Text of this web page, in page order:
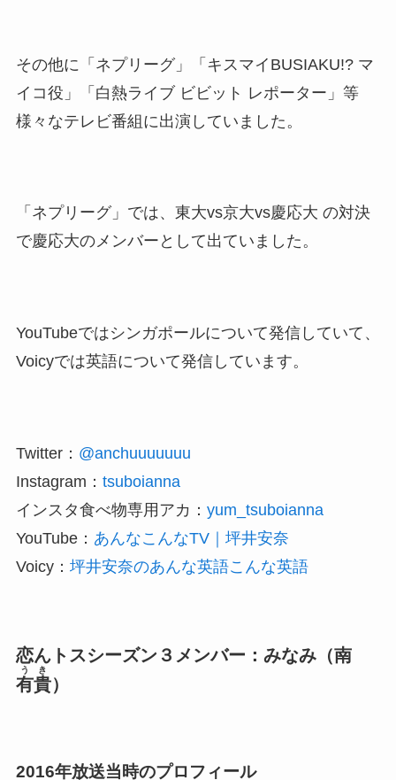
その他に「ネプリーグ」「キスマイBUSIAKU!? マ
イコ役」「白熱ライブ ビビット レポーター」等
様々なテレビ番組に出演していました。
「ネプリーグ」では、東大vs京大vs慶応大 の対決
で慶応大のメンバーとして出ていました。
YouTubeではシンガポールについて発信していて、
Voicyでは英語について発信しています。
Twitter： @anchuuuuuuu
Instagram： tsuboianna
インスタ食べ物専用アカ： yum_tsuboianna
YouTube： あんなこんなTV｜坪井安奈
Voicy： 坪井安奈のあんな英語こんな英語
恋んトスシーズン３メンバー：みなみ（南
有貴
うき
）
2016年放送当時のプロフィール